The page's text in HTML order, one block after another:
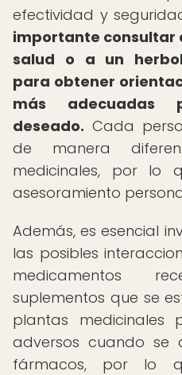
efectividad y
importante consultar
salud o a un
para obtener
más adecuadas
deseado. Cada
de manera
medicinales, por lo
asesoramiento
Además, es esencial
las posibles
medicamentos
suplementos que se
plantas medicinales
adversos cuando se
fármacos, por lo